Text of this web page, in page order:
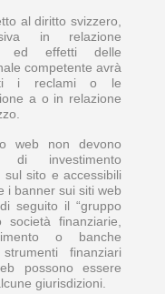
al diritto svizzero,
in relazione
ed effetti delle
competente avrà
i reclami o le
a o in relazione
web non devono
di investimento
sito e accessibili
i banner sui siti web
seguito il “gruppo
società finanziarie,
o banche
finanziari
possono essere
giurisdizioni.